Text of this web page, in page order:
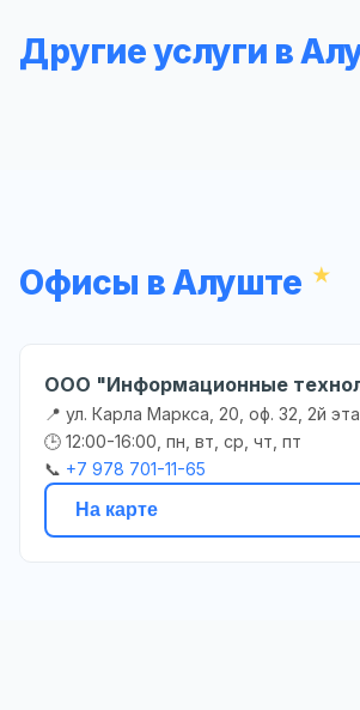
Другие услуги в
Офисы в Алуште
ООО "Информационные
📍 ул. Карла Маркса, 20, оф. 32, 2й
🕒 12:00-16:00, пн, вт, ср, чт, пт
📞 +7 978 701-11-65
На карте